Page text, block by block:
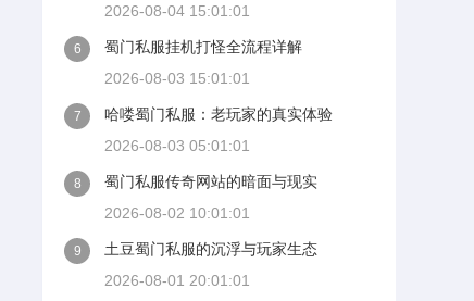
2026-08-04 15:01:01
6
蜀门私服挂机打怪全流程详解
2026-08-03 15:01:01
7
哈喽蜀门私服：老玩家的真实体验
2026-08-03 05:01:01
8
蜀门私服传奇网站的暗面与现实
2026-08-02 10:01:01
9
土豆蜀门私服的沉浮与玩家生态
2026-08-01 20:01:01